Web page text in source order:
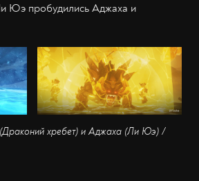
Юэ пробудились Аджаха и
(Драконий хребет) и Аджаха (Ли Юэ) /